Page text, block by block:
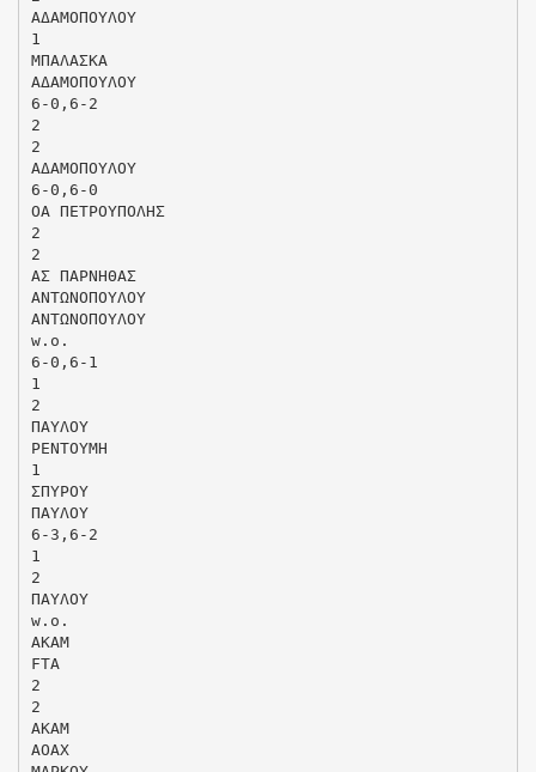
ΑΔΑΜΟΠΟΥΛΟΥ
1
ΜΠΑΛΑΣΚΑ
ΑΔΑΜΟΠΟΥΛΟΥ
6-0,6-2
2
2
ΑΔΑΜΟΠΟΥΛΟΥ
6-0,6-0
ΟΑ ΠΕΤΡΟΥΠΟΛΗΣ
2
2
ΑΣ ΠΑΡΝΗΘΑΣ
ΑΝΤΩΝΟΠΟΥΛΟΥ
ΑΝΤΩΝΟΠΟΥΛΟΥ
w.o.
6-0,6-1
1
2
ΠΑΥΛΟΥ
ΡΕΝΤΟΥΜΗ
1
ΣΠΥΡΟΥ
ΠΑΥΛΟΥ
6-3,6-2
1
2
ΠΑΥΛΟΥ
w.o.
ΑΚΑΜ
FTA
2
2
ΑΚΑΜ
ΑΟΑΧ